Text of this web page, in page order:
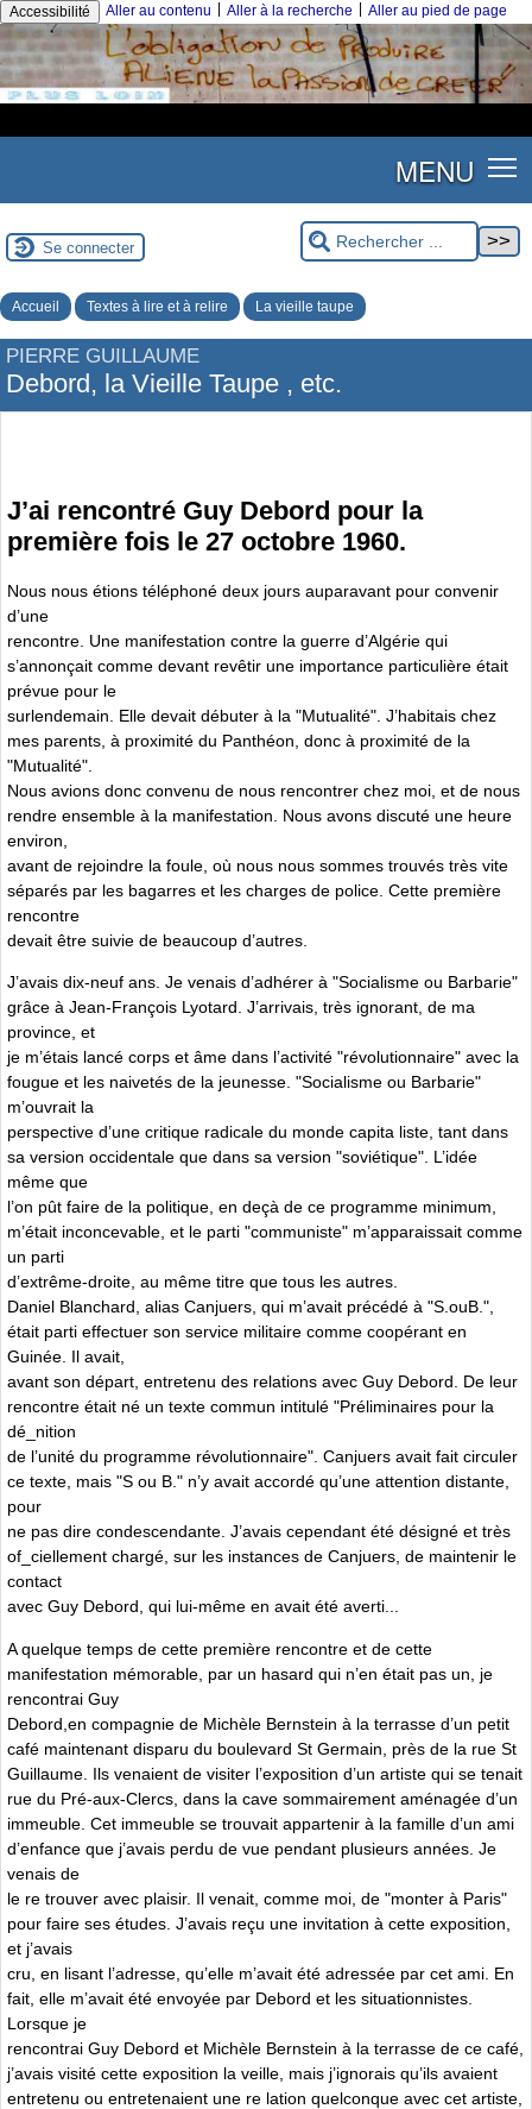
Accessibilité Aller au contenu Aller à la recherche Aller au pied de page
MENU
Se connecter
Accueil Textes à lire et à relire La vieille taupe
PIERRE GUILLAUME
Debord, la Vieille Taupe , etc.
J’ai rencontré Guy Debord pour la
première fois le 27 octobre 1960.
Nous nous étions téléphoné deux jours auparavant pour convenir
d’une
rencontre. Une manifestation contre la guerre d’Algérie qui
s’annonçait comme devant revêtir une importance particulière était
prévue pour le
surlendemain. Elle devait débuter à la "Mutualité". J’habitais chez
mes parents, à proximité du Panthéon, donc à proximité de la
"Mutualité".
Nous avions donc convenu de nous rencontrer chez moi, et de nous
rendre ensemble à la manifestation. Nous avons discuté une heure
environ,
avant de rejoindre la foule, où nous nous sommes trouvés très vite
séparés par les bagarres et les charges de police. Cette première
rencontre
devait être suivie de beaucoup d’autres.
J’avais dix-neuf ans. Je venais d’adhérer à "Socialisme ou Barbarie"
grâce à Jean-François Lyotard. J’arrivais, très ignorant, de ma
province, et
je m’étais lancé corps et âme dans l’activité "révolutionnaire" avec la
fougue et les naivetés de la jeunesse. "Socialisme ou Barbarie"
m’ouvrait la
perspective d’une critique radicale du monde capita liste, tant dans
sa version occidentale que dans sa version "soviétique". L’idée
même que
l’on pût faire de la politique, en deçà de ce programme minimum,
m’était inconcevable, et le parti "communiste" m’apparaissait comme
un parti
d’extrême-droite, au même titre que tous les autres.
Daniel Blanchard, alias Canjuers, qui m’avait précédé à "S.ouB.",
était parti effectuer son service militaire comme coopérant en
Guinée. Il avait,
avant son départ, entretenu des relations avec Guy Debord. De leur
rencontre était né un texte commun intitulé "Préliminaires pour la
dé_nition
de l’unité du programme révolutionnaire". Canjuers avait fait circuler
ce texte, mais "S ou B." n’y avait accordé qu’une attention distante,
pour
ne pas dire condescendante. J’avais cependant été désigné et très
of_ciellement chargé, sur les instances de Canjuers, de maintenir le
contact
avec Guy Debord, qui lui-même en avait été averti...
A quelque temps de cette première rencontre et de cette
manifestation mémorable, par un hasard qui n’en était pas un, je
rencontrai Guy
Debord,en compagnie de Michèle Bernstein à la terrasse d’un petit
café maintenant disparu du boulevard St Germain, près de la rue St
Guillaume. Ils venaient de visiter l’exposition d’un artiste qui se tenait
rue du Pré-aux-Clercs, dans la cave sommairement aménagée d’un
immeuble. Cet immeuble se trouvait appartenir à la famille d’un ami
d’enfance que j’avais perdu de vue pendant plusieurs années. Je
venais de
le re trouver avec plaisir. Il venait, comme moi, de "monter à Paris"
pour faire ses études. J’avais reçu une invitation à cette exposition,
et j’avais
cru, en lisant l’adresse, qu’elle m’avait été adressée par cet ami. En
fait, elle m’avait été envoyée par Debord et les situationnistes.
Lorsque je
rencontrai Guy Debord et Michèle Bernstein à la terrasse de ce café,
j’avais visité cette exposition la veille, mais j’ignorais qu’ils avaient
entretenu ou entretenaient une re lation quelconque avec cet artiste,